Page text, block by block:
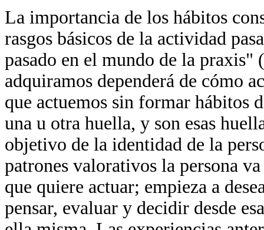
La importancia de los hábitos
rasgos básicos de la actividad
pasado en el mundo de la
adquiramos dependerá de cómo
que actuemos sin formar hábitos
una u otra huella, y son esas
objetivo de la identidad de la
patrones valorativos la persona
que quiere actuar; empieza a
pensar, evaluar y decidir desde